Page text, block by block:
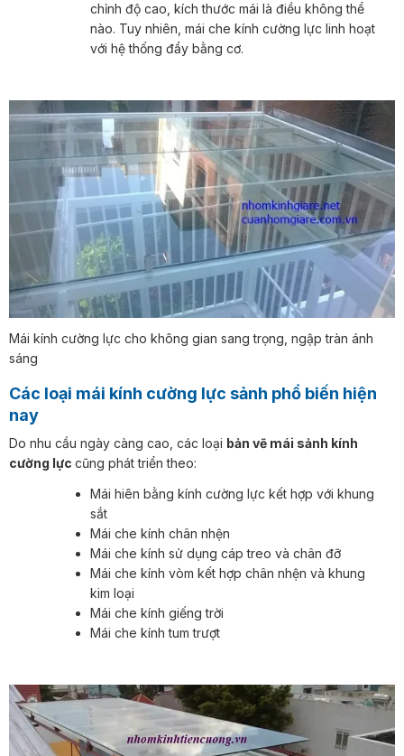
chỉnh độ cao, kích thước mái là điều không thể
nào. Tuy nhiên, mái che kính cường lực linh hoạt
với hệ thống đẩy bằng cơ.
Mái kính cường lực cho không gian sang trọng, ngập tràn ánh
sáng
Các loại mái kính cường lực sảnh phổ biến hiện
nay
Do nhu cầu ngày càng cao, các loại bản vẽ mái sảnh kính
cường lực cũng phát triển theo:
Mái hiên bằng kính cường lực kết hợp với khung
sắt
Mái che kính chân nhện
Mái che kính sử dụng cáp treo và chân đỡ
Mái che kính vòm kết hợp chân nhện và khung
kim loại
Mái che kính giếng trời
Mái che kính tum trượt